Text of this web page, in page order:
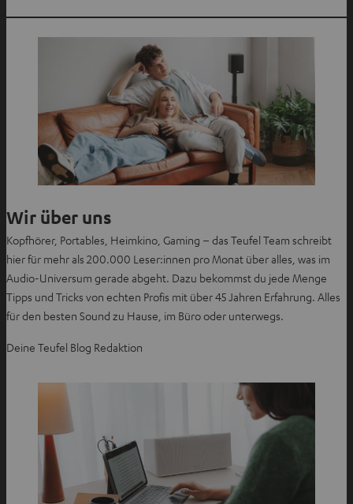
Wir über uns
Kopfhörer, Portables, Heimkino, Gaming – das Teufel Team schreibt
hier für mehr als 200.000 Leser:innen pro Monat über alles, was im
Audio-Universum gerade abgeht. Dazu bekommst du jede Menge
Tipps und Tricks von echten Profis mit über 45 Jahren Erfahrung. Alles
für den besten Sound zu Hause, im Büro oder unterwegs.
Deine Teufel Blog Redaktion